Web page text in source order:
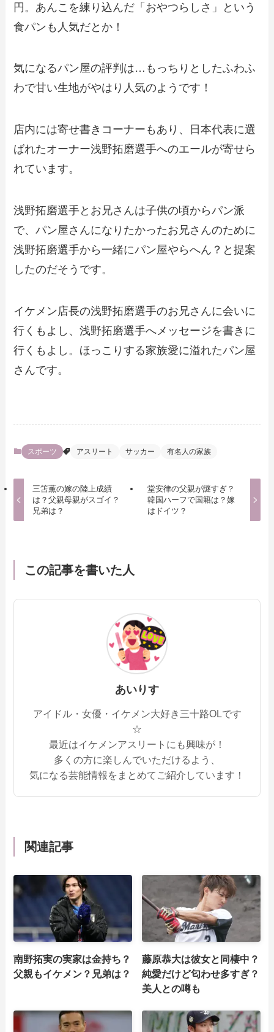
円。あんこを練り込んだ「おやつらしさ」という
食パンも人気だとか！
気になるパン屋の評判は…もっちりとしたふわふ
わで甘い生地がやはり人気のようです！
店内には寄せ書きコーナーもあり、日本代表に選
ばれたオーナー浅野拓磨選手へのエールが寄せら
れています。
浅野拓磨選手とお兄さんは子供の頃からパン派
で、パン屋さんになりたかったお兄さんのために
浅野拓磨選手から一緒にパン屋やらへん？と提案
したのだそうです。
イケメン店長の浅野拓磨選手のお兄さんに会いに
行くもよし、浅野拓磨選手へメッセージを書きに
行くもよし。ほっこりする家族愛に溢れたパン屋
さんです。
スポーツ アスリート サッカー 有名人の家族
三笘薫の嫁の陸上成績
は？父親母親がスゴイ？
兄弟は？
堂安律の父親が謎すぎ？
韓国ハーフで国籍は？嫁
はドイツ？
この記事を書いた人
あいりす
アイドル・女優・イケメン大好き三十路OLです
☆
最近はイケメンアスリートにも興味が！
多くの方に楽しんでいただけるよう、
気になる芸能情報をまとめてご紹介しています！
関連記事
南野拓実の実家は金持ち？
父親もイケメン？兄弟は？
藤原恭大は彼女と同棲中？
純愛だけど匂わせ多すぎ？
美人との噂も